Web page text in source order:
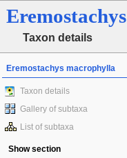
Eremostachys
Taxon details
Eremostachys macrophylla
Taxon details
Gallery of subtaxa
List of subtaxa
Show section